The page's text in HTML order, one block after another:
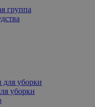
группа
уборки
уборки